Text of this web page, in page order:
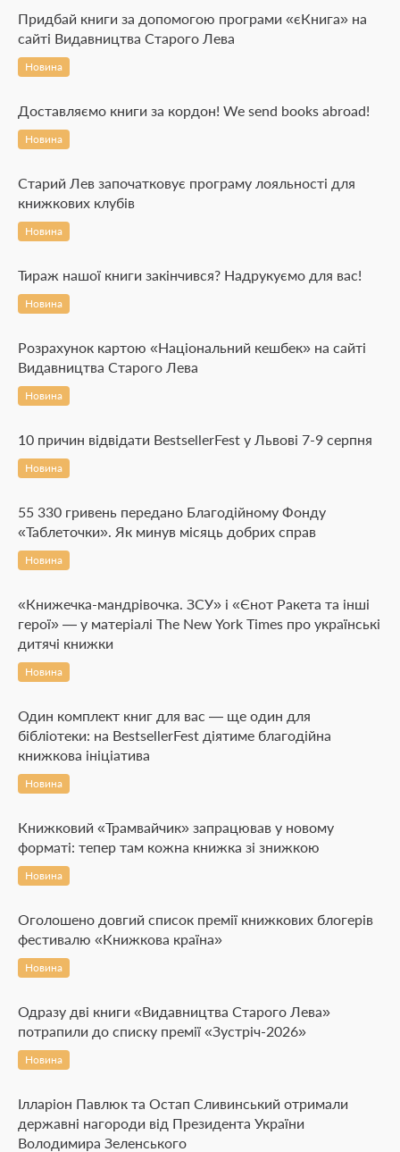
Придбай книги за допомогою програми «єКнига» на
сайті Видавництва Старого Лева
Новина
Доставляємо книги за кордон! We send books abroad!
Новина
Старий Лев започатковує програму лояльності для
книжкових клубів
Новина
Тираж нашої книги закінчився? Надрукуємо для вас!
Новина
Розрахунок картою «Національний кешбек» на сайті
Видавництва Старого Лева
Новина
10 причин відвідати BestsellerFest у Львові 7-9 серпня
Новина
55 330 гривень передано Благодійному Фонду
«Таблеточки». Як минув місяць добрих справ
Новина
«Книжечка-мандрівочка. ЗСУ» і «Єнот Ракета та інші
герої» — у матеріалі The New York Times про українські
дитячі книжки
Новина
Один комплект книг для вас — ще один для
бібліотеки: на BestsellerFest діятиме благодійна
книжкова ініціатива
Новина
Книжковий «Трамвайчик» запрацював у новому
форматі: тепер там кожна книжка зі знижкою
Новина
Оголошено довгий список премії книжкових блогерів
фестивалю «Книжкова країна»
Новина
Одразу дві книги «Видавництва Старого Лева»
потрапили до списку премії «Зустріч-2026»
Новина
Ілларіон Павлюк та Остап Сливинський отримали
державні нагороди від Президента України
Володимира Зеленського